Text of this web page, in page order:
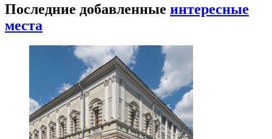
Последние добавленные интересные
места